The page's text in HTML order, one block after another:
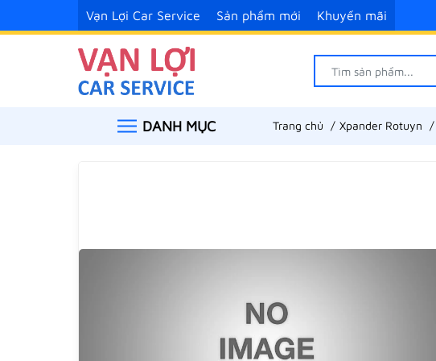
Vạn Lợi Car Service Sản phẩm mới Khuyến mãi
DANH MỤC Trang chủ Xpander Rotuyn